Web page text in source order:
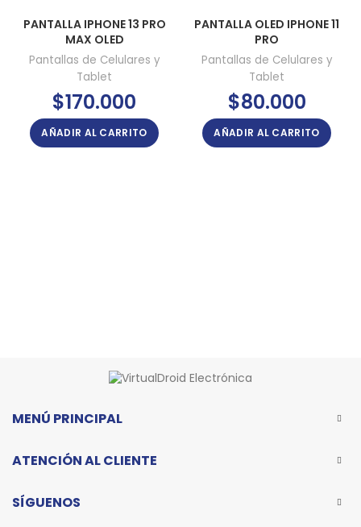
PANTALLA IPHONE 13 PRO
MAX OLED
Pantallas de Celulares y
Tablet
$170.000
AÑADIR AL CARRITO
PANTALLA OLED IPHONE 11
PRO
Pantallas de Celulares y
Tablet
$80.000
AÑADIR AL CARRITO
MENÚ PRINCIPAL
ATENCIÓN AL CLIENTE
SÍGUENOS